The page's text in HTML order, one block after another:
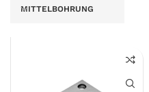
MITTELBOHRUNG